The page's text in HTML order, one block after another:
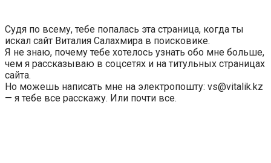
Судя по всему, тебе попалась эта страница, когда ты
искал сайт Виталия Салахмира в поисковике.
Я не знаю, почему тебе хотелось узнать обо мне больше,
чем я рассказываю в соцсетях и на титульных страницах
сайта.
Но можешь написать мне на электропошту: vs@vitalik.kz
— я тебе все расскажу. Или почти все.